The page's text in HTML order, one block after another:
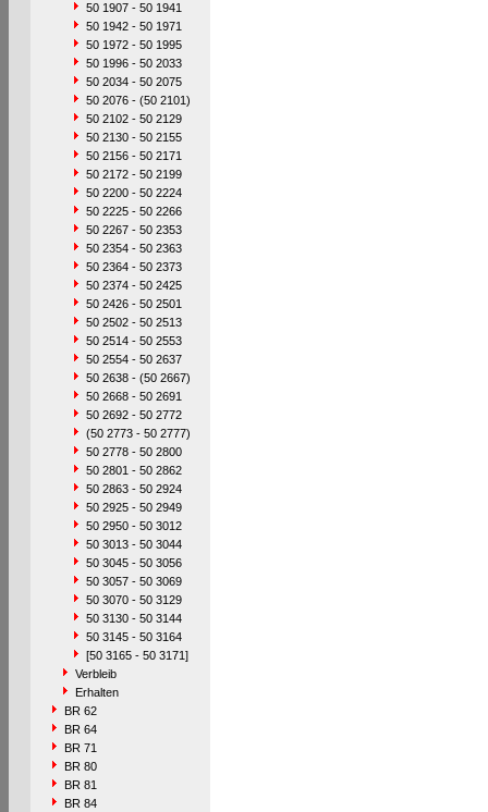
50 1907 - 50 1941
50 1942 - 50 1971
50 1972 - 50 1995
50 1996 - 50 2033
50 2034 - 50 2075
50 2076 - (50 2101)
50 2102 - 50 2129
50 2130 - 50 2155
50 2156 - 50 2171
50 2172 - 50 2199
50 2200 - 50 2224
50 2225 - 50 2266
50 2267 - 50 2353
50 2354 - 50 2363
50 2364 - 50 2373
50 2374 - 50 2425
50 2426 - 50 2501
50 2502 - 50 2513
50 2514 - 50 2553
50 2554 - 50 2637
50 2638 - (50 2667)
50 2668 - 50 2691
50 2692 - 50 2772
(50 2773 - 50 2777)
50 2778 - 50 2800
50 2801 - 50 2862
50 2863 - 50 2924
50 2925 - 50 2949
50 2950 - 50 3012
50 3013 - 50 3044
50 3045 - 50 3056
50 3057 - 50 3069
50 3070 - 50 3129
50 3130 - 50 3144
50 3145 - 50 3164
[50 3165 - 50 3171]
Verbleib
Erhalten
BR 62
BR 64
BR 71
BR 80
BR 81
BR 84